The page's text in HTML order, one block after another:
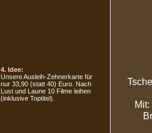
4. Idee:
Unsere Ausleih-Zehnerkarte für
nur 33,90 (statt 40) Euro. Nach
Lust und Laune 10 Filme leihen
(inklusive Toptitel).